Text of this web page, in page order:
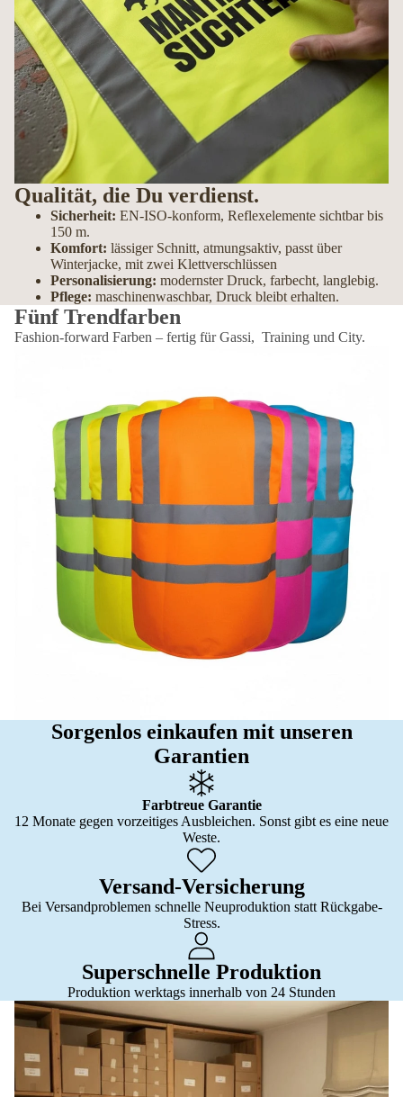
Qualität, die Du verdienst.
Sicherheit: EN-ISO-konform, Reflexelemente sichtbar bis
150 m.
Komfort: lässiger Schnitt, atmungsaktiv, passt über
Winterjacke, mit zwei Klettverschlüssen
Personalisierung: modernster Druck, farbecht, langlebig.
Pflege: maschinenwaschbar, Druck bleibt erhalten.
Fünf Trendfarben
Fashion-forward Farben – fertig für Gassi, Training und City.
Sorgenlos einkaufen mit unseren
Garantien
Farbtreue Garantie
12 Monate gegen vorzeitiges Ausbleichen. Sonst gibt es eine neue
Weste.
Versand-Versicherung
Bei Versandproblemen schnelle Neuproduktion statt Rückgabe-
Stress.
Superschnelle Produktion
Produktion werktags innerhalb von 24 Stunden